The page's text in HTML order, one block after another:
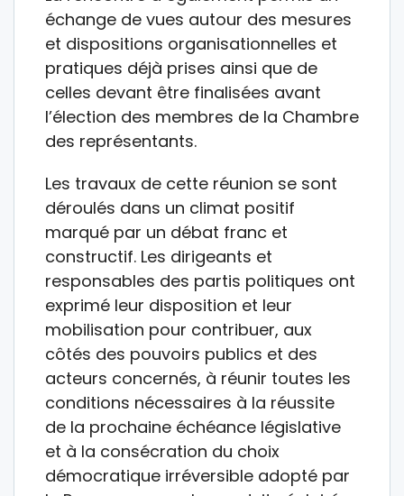
échange de vues autour des mesures
et dispositions organisationnelles et
pratiques déjà prises ainsi que de
celles devant être finalisées avant
l’élection des membres de la Chambre
des représentants.
Les travaux de cette réunion se sont
déroulés dans un climat positif
marqué par un débat franc et
constructif. Les dirigeants et
responsables des partis politiques ont
exprimé leur disposition et leur
mobilisation pour contribuer, aux
côtés des pouvoirs publics et des
acteurs concernés, à réunir toutes les
conditions nécessaires à la réussite
de la prochaine échéance législative
et à la consécration du choix
démocratique irréversible adopté par